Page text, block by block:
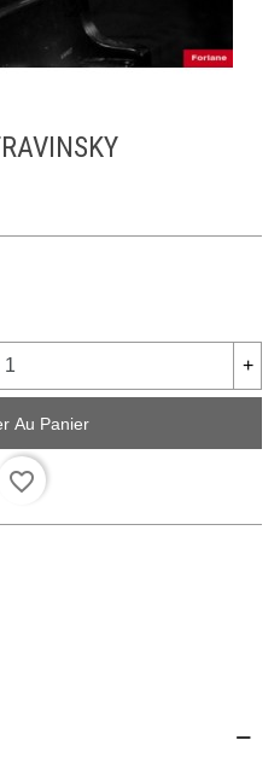
+
Au Panier
favorite_border